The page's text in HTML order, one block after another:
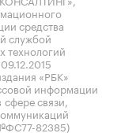
средства
службой
технологий
«РБК»
информации
связи,
82385)